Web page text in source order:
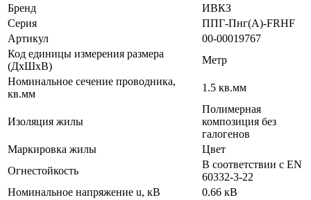
Бренд
ИВКЗ
Серия
ППГ-Пнг(А)-FRHF
Артикул
00-00019767
Код единицы измерения размера
(ДхШхВ)
Метр
Номинальное сечение проводника,
кв.мм
1.5 кв.мм
Изоляция жилы
Полимерная
композиция без
галогенов
Маркировка жилы
Цвет
Огнестойкость
В соответствии с EN
60332-3-22
Номинальное напряжение u, кВ
0.66 кВ